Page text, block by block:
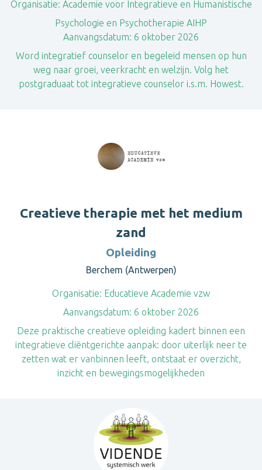
Organisatie: Academie voor Integratieve en Humanistische
Psychologie en Psychotherapie AIHP
Aanvangsdatum: 6 oktober 2026
Word integratief counselor en begeleid mensen op hun
weg naar groei, veerkracht en welzijn. Volg het
postgraduaat tot integratieve counselor i.s.m. Howest.
Creatieve therapie met het medium
zand
Opleiding
Berchem (Antwerpen)
Organisatie: Educatieve Academie vzw
Aanvangsdatum: 6 oktober 2026
Deze praktische creatieve opleiding kadert binnen een
integratieve cliëntgerichte aanpak: door uiterlijk neer te
zetten wat er vanbinnen leeft, ontstaat er overzicht,
inzicht en bewegingsmogelijkheden